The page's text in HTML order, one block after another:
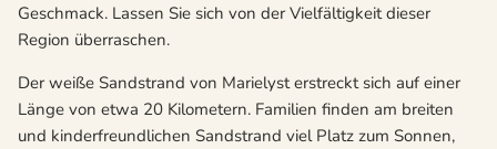
Geschmack. Lassen Sie sich von der Vielfältigkeit dieser
Region überraschen.
Der weiße Sandstrand von Marielyst erstreckt sich auf einer
Länge von etwa 20 Kilometern. Familien finden am breiten
und kinderfreundlichen Sandstrand viel Platz zum Sonnen,